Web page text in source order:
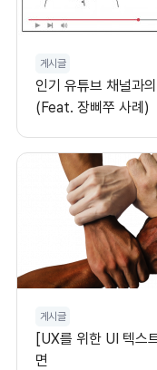
게시글
인기 유튜브 채널과
(Feat. 장삐쭈 사례)
게시글
[UX를 위한 UI 텍스
면